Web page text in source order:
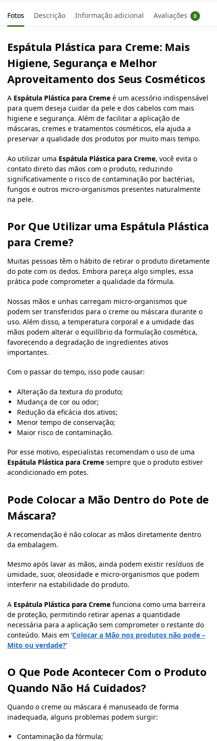
Fotos Descrição Informação adicional Avaliações 0
Espátula Plástica para Creme: Mais
Higiene, Segurança e Melhor
Aproveitamento dos Seus Cosméticos
A Espátula Plástica para Creme é um acessório indispensável
para quem deseja cuidar da pele e dos cabelos com mais
higiene e segurança. Além de facilitar a aplicação de
máscaras, cremes e tratamentos cosméticos, ela ajuda a
preservar a qualidade dos produtos por muito mais tempo.
Ao utilizar uma Espátula Plástica para Creme, você evita o
contato direto das mãos com o produto, reduzindo
significativamente o risco de contaminação por bactérias,
fungos e outros micro-organismos presentes naturalmente
na pele.
Por Que Utilizar uma Espátula Plástica
para Creme?
Muitas pessoas têm o hábito de retirar o produto diretamente
do pote com os dedos. Embora pareça algo simples, essa
prática pode comprometer a qualidade da fórmula.
Nossas mãos e unhas carregam micro-organismos que
podem ser transferidos para o creme ou máscara durante o
uso. Além disso, a temperatura corporal e a umidade das
mãos podem alterar o equilíbrio da formulação cosmética,
favorecendo a degradação de ingredientes ativos
importantes.
Com o passar do tempo, isso pode causar:
Alteração da textura do produto;
Mudança de cor ou odor;
Redução da eficácia dos ativos;
Menor tempo de conservação;
Maior risco de contaminação.
Por esse motivo, especialistas recomendam o uso de uma
Espátula Plástica para Creme sempre que o produto estiver
acondicionado em potes.
Pode Colocar a Mão Dentro do Pote de
Máscara?
A recomendação é não colocar as mãos diretamente dentro
da embalagem.
Mesmo após lavar as mãos, ainda podem existir resíduos de
umidade, suor, oleosidade e micro-organismos que podem
interferir na estabilidade do produto.
A Espátula Plástica para Creme funciona como uma barreira
de proteção, permitindo retirar apenas a quantidade
necessária para a aplicação sem comprometer o restante do
conteúdo. Mais em ‘Colocar a Mão nos produtos não pode –
Mito ou verdade?‘
O Que Pode Acontecer Com o Produto
Quando Não Há Cuidados?
Quando o creme ou máscara é manuseado de forma
inadequada, alguns problemas podem surgir:
Contaminação da fórmula;